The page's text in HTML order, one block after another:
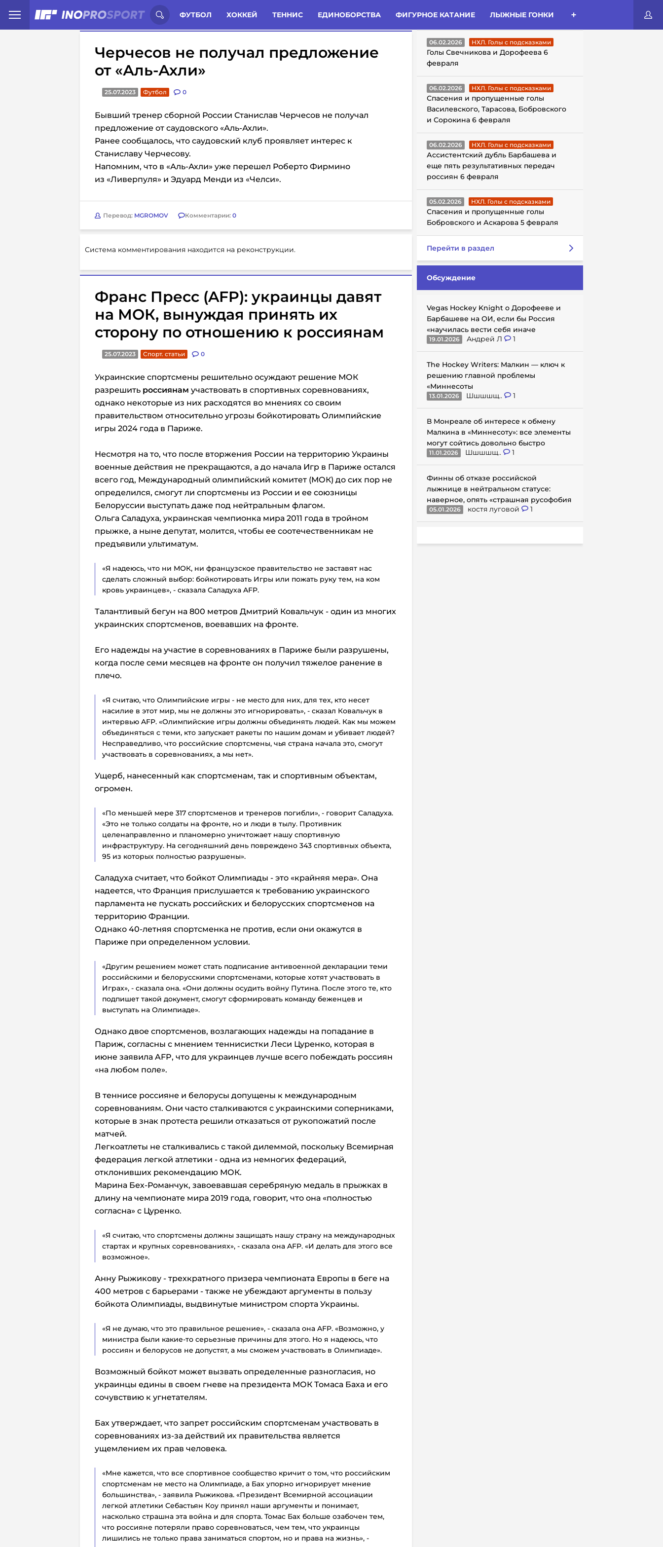
ФУТБОЛ ХОККЕЙ ТЕННИС ЕДИНОБОРСТВА ФИГУРНОЕ КАТАНИЕ ЛЫЖНЫЕ ГОНКИ
Иностранцы о спорте России: Статьи Комменты Новости
Черчесов не получал предложение
от «Аль-Ахли»
25.07.2023 Футбол 0
Бывший тренер сборной России Станислав Черчесов не получал
предложение от саудовского «Аль-Ахли».
Ранее сообщалось, что саудовский клуб проявляет интерес к
Станиславу Черчесову.
Напомним, что в «Аль-Ахли» уже перешел Роберто Фирмино
из «Ливерпуля» и Эдуард Менди из «Челси».
Перевод: MGROMOV Комментарии: 0
Система комментирования находится на реконструкции.
Франс Пресс (AFP): украинцы давят
на МОК, вынуждая принять их
сторону по отношению к россиянам
25.07.2023 Спорт. статьи 0
Украинские спортсмены решительно осуждают решение МОК
разрешить россиянам участвовать в спортивных соревнованиях,
однако некоторые из них расходятся во мнениях со своим
правительством относительно угрозы бойкотировать Олимпийские
игры 2024 года в Париже.
Несмотря на то, что после вторжения России на территорию Украины
военные действия не прекращаются, а до начала Игр в Париже остался
всего год, Международный олимпийский комитет (МОК) до сих пор не
определился, смогут ли спортсмены из России и ее союзницы
Белоруссии выступать даже под нейтральным флагом.
Ольга Саладуха, украинская чемпионка мира 2011 года в тройном
прыжке, а ныне депутат, молится, чтобы ее соотечественникам не
предъявили ультиматум.
«Я надеюсь, что ни МОК, ни французское правительство не заставят нас
сделать сложный выбор: бойкотировать Игры или пожать руку тем, на ком
кровь украинцев», - сказала Саладуха AFP.
Талантливый бегун на 800 метров Дмитрий Ковальчук - один из многих
украинских спортсменов, воевавших на фронте.
Его надежды на участие в соревнованиях в Париже были разрушены,
когда после семи месяцев на фронте он получил тяжелое ранение в
плечо.
«Я считаю, что Олимпийские игры - не место для них, для тех, кто несет
насилие в этот мир, мы не должны это игнорировать», - сказал Ковальчук в
интервью AFP. «Олимпийские игры должны объединять людей. Как мы можем
объединяться с теми, кто запускает ракеты по нашим домам и убивает людей?
Несправедливо, что российские спортсмены, чья страна начала это, смогут
участвовать в соревнованиях, а мы нет».
Ущерб, нанесенный как спортсменам, так и спортивным объектам,
огромен.
«По меньшей мере 317 спортсменов и тренеров погибли», - говорит Саладуха.
«Это не только солдаты на фронте, но и люди в тылу. Противник
целенаправленно и планомерно уничтожает нашу спортивную
инфраструктуру. На сегодняшний день повреждено 343 спортивных объекта,
95 из которых полностью разрушены».
Саладуха считает, что бойкот Олимпиады - это «крайняя мера». Она
надеется, что Франция прислушается к требованию украинского
парламента не пускать российских и белорусских спортсменов на
территорию Франции.
Однако 40-летняя спортсменка не против, если они окажутся в
Париже при определенном условии.
«Другим решением может стать подписание антивоенной декларации теми
российскими и белорусскими спортсменами, которые хотят участвовать в
Играх», - сказала она. «Они должны осудить войну Путина. После этого те, кто
подпишет такой документ, смогут сформировать команду беженцев и
выступать на Олимпиаде».
Однако двое спортсменов, возлагающих надежды на попадание в
Париж, согласны с мнением теннисистки Леси Цуренко, которая в
июне заявила AFP, что для украинцев лучше всего побеждать россиян
«на любом поле».
В теннисе россияне и белорусы допущены к международным
соревнованиям. Они часто сталкиваются с украинскими соперниками,
которые в знак протеста решили отказаться от рукопожатий после
матчей.
Легкоатлеты не сталкивались с такой дилеммой, поскольку Всемирная
федерация легкой атлетики - одна из немногих федераций,
отклонивших рекомендацию МОК.
Марина Бех-Романчук, завоевавшая серебряную медаль в прыжках в
длину на чемпионате мира 2019 года, говорит, что она «полностью
согласна» с Цуренко.
«Я считаю, что спортсмены должны защищать нашу страну на международных
стартах и крупных соревнованиях», - сказала она AFP. «И делать для этого все
возможное».
Анну Рыжикову - трехкратного призера чемпионата Европы в беге на
400 метров с барьерами - также не убеждают аргументы в пользу
бойкота Олимпиады, выдвинутые министром спорта Украины.
«Я не думаю, что это правильное решение», - сказала она AFP. «Возможно, у
министра были какие-то серьезные причины для этого. Но я надеюсь, что
россиян и белорусов не допустят, а мы сможем участвовать в Олимпиаде».
Возможный бойкот может вызвать определенные разногласия, но
украинцы едины в своем гневе на президента МОК Томаса Баха и его
сочувствию к угнетателям.
Бах утверждает, что запрет российским спортсменам участвовать в
соревнованиях из-за действий их правительства является
ущемлением их прав человека.
«Мне кажется, что все спортивное сообщество кричит о том, что российским
спортсменам не место на Олимпиаде, а Бах упорно игнорирует мнение
большинства», - заявила Рыжикова. «Президент Всемирной ассоциации
легкой атлетики Себастьян Коу принял наши аргументы и понимает,
насколько страшна эта война и для спорта. Томас Бах больше озабочен тем,
что россияне потеряли право соревноваться, чем тем, что украинцы
лишились не только права заниматься спортом, но и права на жизнь», -
ГОЛЫ С ПОДСКАЗКАМИ
06.02.2026 НХЛ. Голы с подсказками
Голы Свечникова и Дорофеева 6
февраля
06.02.2026 НХЛ. Голы с подсказками
Спасения и пропущенные голы
Василевского, Тарасова, Бобровского
и Сорокина 6 февраля
06.02.2026 НХЛ. Голы с подсказками
Ассистентский дубль Барбашева и
еще пять результативных передач
россиян 6 февраля
05.02.2026 НХЛ. Голы с подсказками
Спасения и пропущенные голы
Бобровского и Аскарова 5 февраля
Перейти в раздел
Обсуждение
Vegas Hockey Knight о Дорофееве и
Барбашеве на ОИ, если бы Россия
«научилась вести себя иначе
19.01.2026 Андрей Л 1
The Hockey Writers: Малкин — ключ к
решению главной проблемы
«Миннесоты
13.01.2026 Шшшшщ.. 1
В Монреале об интересе к обмену
Малкина в «Миннесоту»: все элементы
могут сойтись довольно быстро
11.01.2026 Шшшшщ.. 1
Финны об отказе российской
лыжнице в нейтральном статусе:
наверное, опять «страшная русофобия
05.01.2026 костя луговой 1